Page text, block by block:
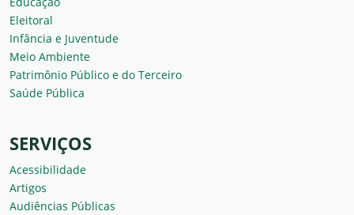
Eleitoral
Infância e Juventude
Meio Ambiente
Patrimônio Público e do Terceiro
Saúde Pública
SERVIÇOS
Acessibilidade
Artigos
Audiências Públicas